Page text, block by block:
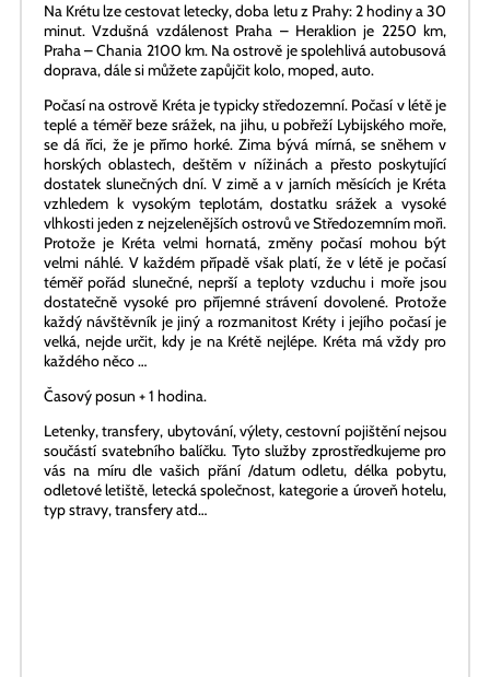
Na Krétu lze cestovat letecky, doba letu z Prahy: 2 hodiny a 30
minut. Vzdušná vzdálenost Praha – Heraklion je 2250 km,
Praha – Chania 2100 km. Na ostrově je spolehlivá autobusová
doprava, dále si můžete zapůjčit kolo, moped, auto.
Počasí na ostrově Kréta je typicky středozemní. Počasí v létě je
teplé a téměř beze srážek, na jihu, u pobřeží Lybijského moře,
se dá říci, že je přímo horké. Zima bývá mírná, se sněhem v
horských oblastech, deštěm v nížinách a přesto poskytující
dostatek slunečných dní. V zimě a v jarních měsících je Kréta
vzhledem k vysokým teplotám, dostatku srážek a vysoké
vlhkosti jeden z nejzelenějších ostrovů ve Středozemním moři.
Protože je Kréta velmi hornatá, změny počasí mohou být
velmi náhlé. V každém případě však platí, že v létě je počasí
téměř pořád slunečné, neprší a teploty vzduchu i moře jsou
dostatečně vysoké pro příjemné strávení dovolené. Protože
každý návštěvník je jiný a rozmanitost Kréty i jejího počasí je
velká, nejde určit, kdy je na Krétě nejlépe. Kréta má vždy pro
každého něco …
Časový posun + 1 hodina.
Letenky, transfery, ubytování, výlety, cestovní pojištění nejsou
součástí svatebního balíčku. Tyto služby zprostředkujeme pro
vás na míru dle vašich přání /datum odletu, délka pobytu,
odletové letiště, letecká společnost, kategorie a úroveň hotelu,
typ stravy, transfery atd…